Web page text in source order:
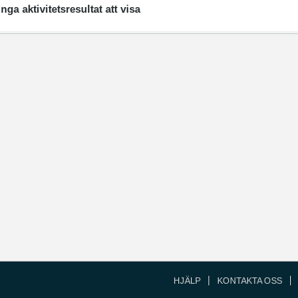
Inga aktivitetsresultat att visa
HJÄLP KONTAKTA OSS